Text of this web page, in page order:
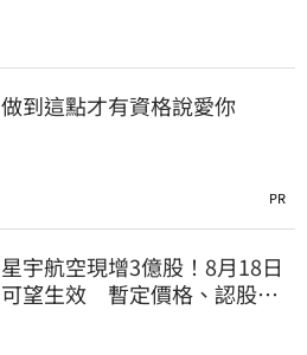
做到這點才有資格說愛你
PR
星宇航空現增3億股！8月18日
可望生效 暫定價格、認股規